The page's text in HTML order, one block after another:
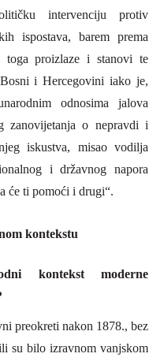
intervenciju protiv
ispostava, barem prema
toga proizlaze i stanovi te
i Hercegovini iako je,
odnosima jalova
zanovijetanja o nepravdi i
iskustva, misao vodilja
i državnog napora
će ti pomoći i drugi“.
kontekstu
kontekst moderne
preokreti nakon 1878., bez
su bilo izravnom vanjskom